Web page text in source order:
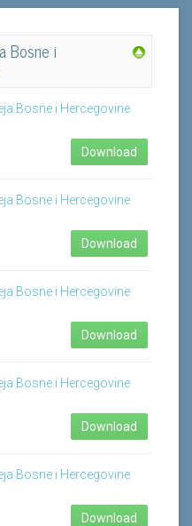
Bosne i
Bosne i Hercegovine
Download
Bosne i Hercegovine
Download
Bosne i Hercegovine
Download
Bosne i Hercegovine
Download
Bosne i Hercegovine
Download